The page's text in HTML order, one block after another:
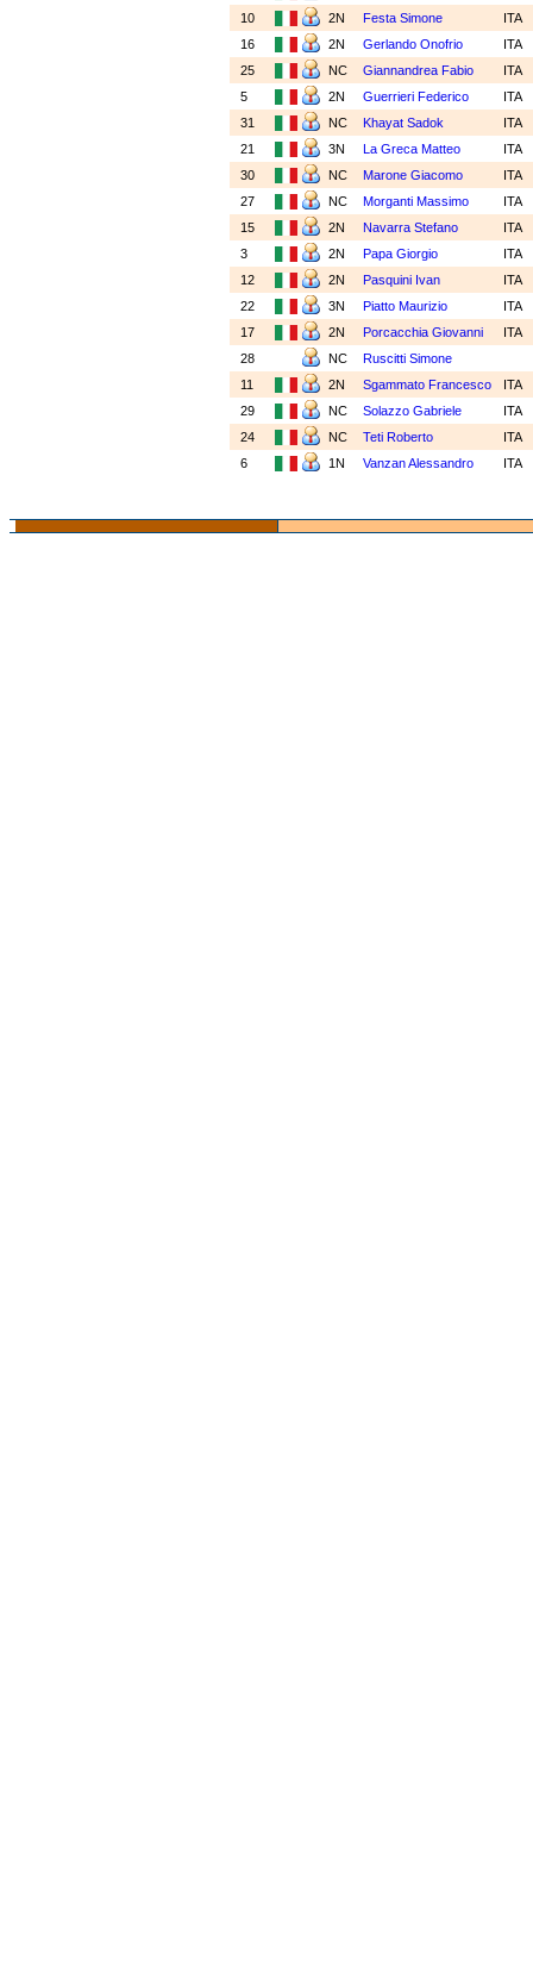
10
2N Festa Simone
ITA
16
2N Gerlando Onofrio
ITA
25
NC Giannandrea Fabio
ITA
5
2N Guerrieri Federico
ITA
31
NC Khayat Sadok
ITA
21
3N La Greca Matteo
ITA
30
NC Marone Giacomo
ITA
27
NC Morganti Massimo
ITA
15
2N Navarra Stefano
ITA
3
2N Papa Giorgio
ITA
12
2N Pasquini Ivan
ITA
22
3N Piatto Maurizio
ITA
17
2N Porcacchia Giovanni
ITA
28
NC
Ruscitti Simone
11
2N Sgammato Francesco
ITA
29
NC Solazzo Gabriele
ITA
24
NC Teti Roberto
ITA
6
1N Vanzan Alessandro ITA